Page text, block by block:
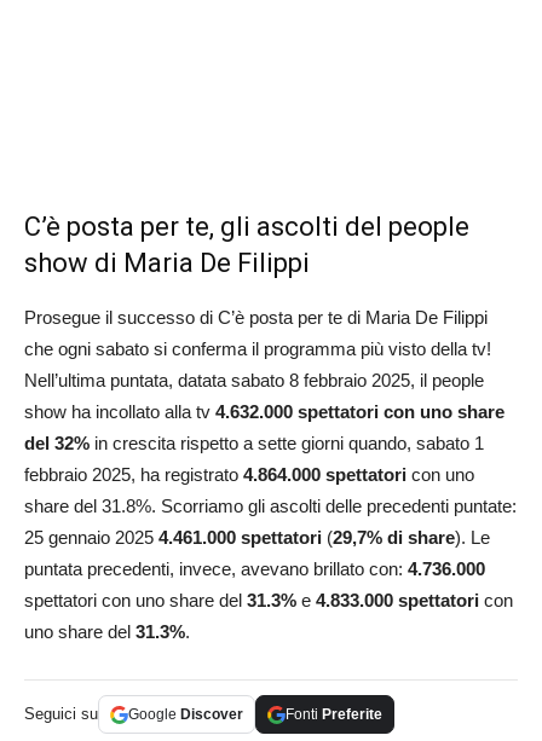
C’è posta per te, gli ascolti del people
show di Maria De Filippi
Prosegue il successo di C’è posta per te di Maria De Filippi
che ogni sabato si conferma il programma più visto della tv!
Nell’ultima puntata, datata sabato 8 febbraio 2025, il people
show ha incollato alla tv 4.632.000 spettatori con uno share
del 32% in crescita rispetto a sette giorni quando, sabato 1
febbraio 2025, ha registrato 4.864.000 spettatori con uno
share del 31.8%. Scorriamo gli ascolti delle precedenti puntate:
25 gennaio 2025 4.461.000 spettatori (29,7% di share). Le
puntata precedenti, invece, avevano brillato con: 4.736.000
spettatori con uno share del 31.3% e 4.833.000 spettatori con
uno share del 31.3%.
Seguici su Google Discover Fonti Preferite